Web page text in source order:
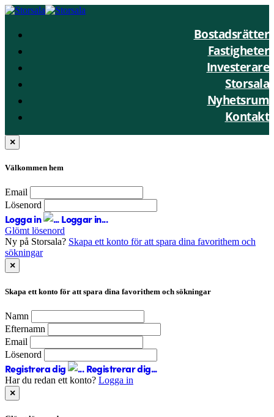
Bostadsrätter
Fastigheter
Investerare
Storsala
Nyhetsrum
Kontakt
×
Välkommen hem
Email
Lösenord
Logga in Loggar in...
Glömt lösenord
Ny på Storsala? Skapa ett konto för att spara dina favorithem och
sökningar
×
Skapa ett konto för att spara dina favorithem och sökningar
Namn
Efternamn
Email
Lösenord
Registrera dig Registrerar dig...
Har du redan ett konto? Logga in
×